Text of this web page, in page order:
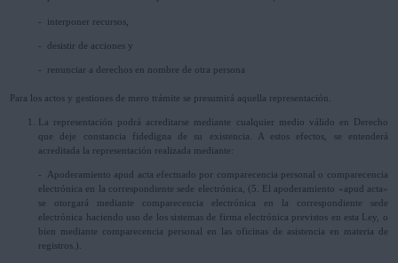
- interponer recursos,
- desistir de acciones y
- renunciar a derechos en nombre de otra persona
Para los actos y gestiones de mero trámite se presumirá aquella representación.
La representación podrá acreditarse mediante cualquier medio válido en Derecho
que deje constancia fidedigna de su existencia. A estos efectos, se entenderá
acreditada la representación realizada mediante:
- Apoderamiento apud acta efectuado por comparecencia personal o comparecencia
electrónica en la correspondiente sede electrónica, (5. El apoderamiento «apud acta»
se otorgará mediante comparecencia electrónica en la correspondiente sede
electrónica haciendo uso de los sistemas de firma electrónica previstos en esta Ley, o
bien mediante comparecencia personal en las oficinas de asistencia en materia de
registros.).